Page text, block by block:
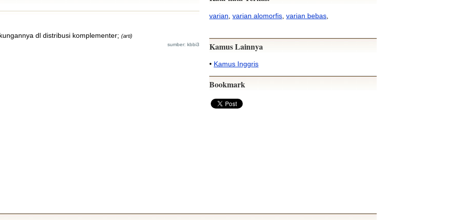
dl distribusi komplementer; (arti)
sumber: kbbi3
varian varian alomorfis varian bebas
Kamus Lainnya
• Kamus Inggris
Bookmark